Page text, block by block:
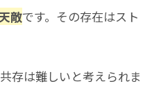
敵です。その存在はスト
存は難しいと考えられま